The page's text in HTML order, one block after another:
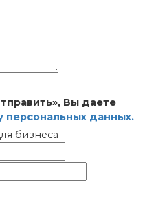
Вы даете
персональных данных.
бизнеса